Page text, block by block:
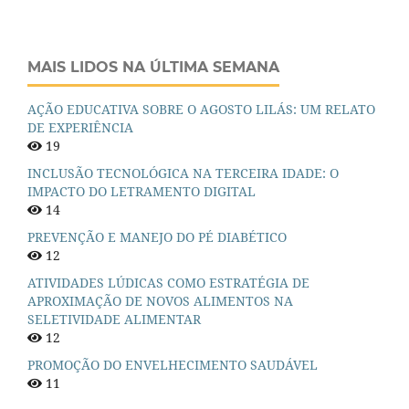
MAIS LIDOS NA ÚLTIMA SEMANA
AÇÃO EDUCATIVA SOBRE O AGOSTO LILÁS: UM RELATO
DE EXPERIÊNCIA
19
INCLUSÃO TECNOLÓGICA NA TERCEIRA IDADE: O
IMPACTO DO LETRAMENTO DIGITAL
14
PREVENÇÃO E MANEJO DO PÉ DIABÉTICO
12
ATIVIDADES LÚDICAS COMO ESTRATÉGIA DE
APROXIMAÇÃO DE NOVOS ALIMENTOS NA
SELETIVIDADE ALIMENTAR
12
PROMOÇÃO DO ENVELHECIMENTO SAUDÁVEL
11